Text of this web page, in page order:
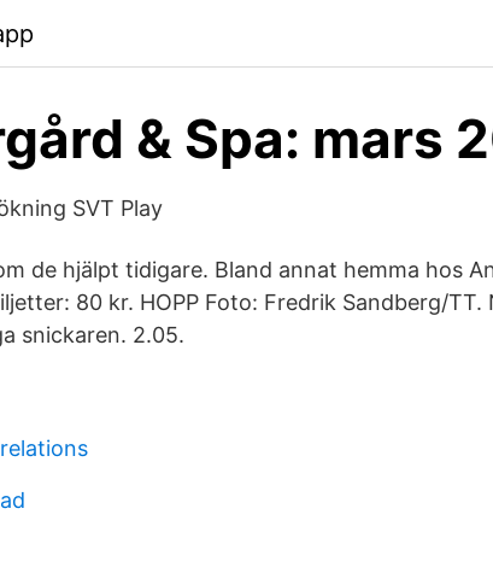
& Spa: mars
SVT Play
de hjälpt tidigare. Bland annat hemma hos
80 kr. HOPP Foto: Fredrik Sandberg/TT.
snickaren. 2.05.